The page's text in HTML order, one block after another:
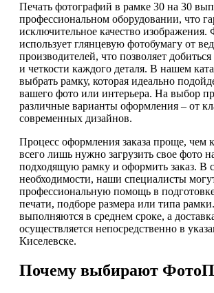
Печать фотографий в рамке 30 на 30
профессиональном оборудовании, что
исключительное качество изображения.
использует глянцевую фотобумагу от
производителей, что позволяет
и четкости каждого деталя. В нашем
выбрать рамку, которая идеально
вашего фото или интерьера. На выбор
различные варианты оформления – от
современных дизайнов.
Процесс оформления заказа проще, чем
всего лишь нужно загрузить свое фото
подходящую рамку и оформить заказ. В
необходимости, наши специалисты
профессиональную помощь в
печати, подборе размера или типа
выполняются в среднем сроке, а
осуществляется непосредственно в
Киселевске.
Почему выбирают